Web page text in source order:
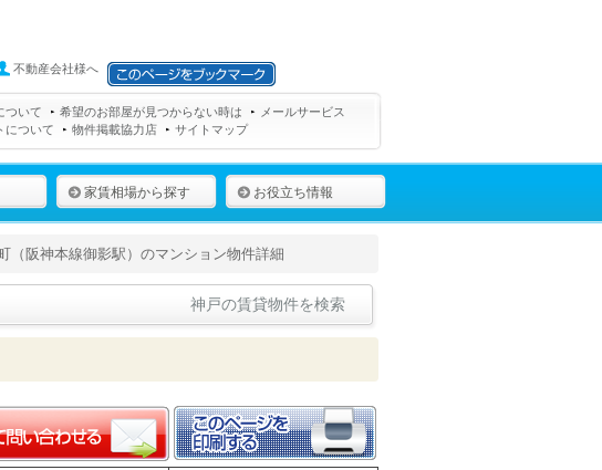
不動産会社様へ
ついて 希望のお部屋が見つからない時は
メールサービス
について
物件掲載協力店 サイトマップ
家賃相場から探す お役立ち情報
（阪神本線御影駅）のマンション物件詳細
神戸の賃貸物件を検索